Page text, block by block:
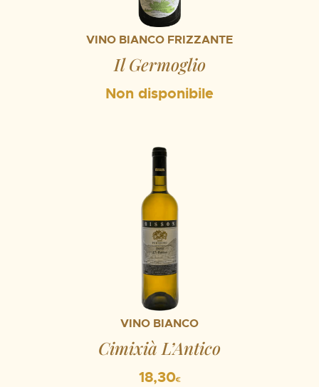
VINO BIANCO FRIZZANTE
Il Germoglio
VINO BIANCO
Cimixià L’Antico
18,30€